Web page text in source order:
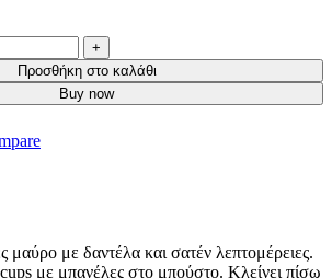
Προσθήκη στο καλάθι
Buy now
μαύρο με δαντέλα και σατέν λεπτομέρειες.
με μπανέλες στο μπούστο. Κλείνει πίσω